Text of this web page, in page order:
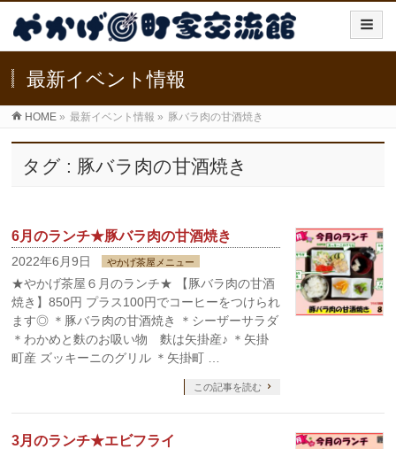
最新イベント情報
HOME » 最新イベント情報 » 豚バラ肉の甘酒焼き
タグ : 豚バラ肉の甘酒焼き
6月のランチ★豚バラ肉の甘酒焼き
2022年6月9日 やかげ茶屋メニュー
★やかげ茶屋６月のランチ★ 【豚バラ肉の甘酒
焼き】850円 プラス100円でコーヒーをつけられ
ます◎ ＊豚バラ肉の甘酒焼き ＊シーザーサラダ
＊わかめと麩のお吸い物 麩は矢掛産♪ ＊矢掛
町産 ズッキーニのグリル ＊矢掛町 …
この記事を読む
3月のランチ★エビフライ